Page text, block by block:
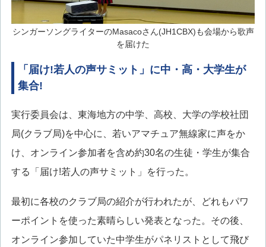
シンガーソングライターのMasacoさん(JH1CBX)も会場から歌声
を届けた
「届け!若人の声サミット」に中・高・大学生が
集合!
実行委員会は、東海地方の中学、高校、大学の学校社団
局(クラブ局)を中心に、若いアマチュア無線家に声をか
け、オンライン参加者を含め約30名の生徒・学生が集合
する「届け!若人の声サミット」を行った。
最初に各校のクラブ局の紹介が行われたが、どれもパワ
ーポイントを使った素晴らしい発表となった。その後、
オンライン参加していた中学生がパネリストとして飛び